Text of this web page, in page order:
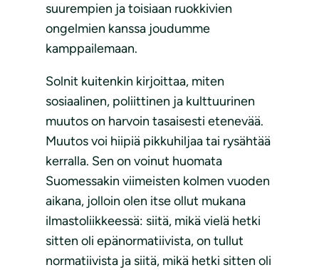
suurempien ja toisiaan ruokkivien
ongelmien kanssa joudumme
kamppailemaan.
Solnit kuitenkin kirjoittaa, miten
sosiaalinen, poliittinen ja kulttuurinen
muutos on harvoin tasaisesti etenevää.
Muutos voi hiipiä pikkuhiljaa tai rysähtää
kerralla. Sen on voinut huomata
Suomessakin viimeisten kolmen vuoden
aikana, jolloin olen itse ollut mukana
ilmastoliikkeessä: siitä, mikä vielä hetki
sitten oli epänormatiivista, on tullut
normatiivista ja siitä, mikä hetki sitten oli